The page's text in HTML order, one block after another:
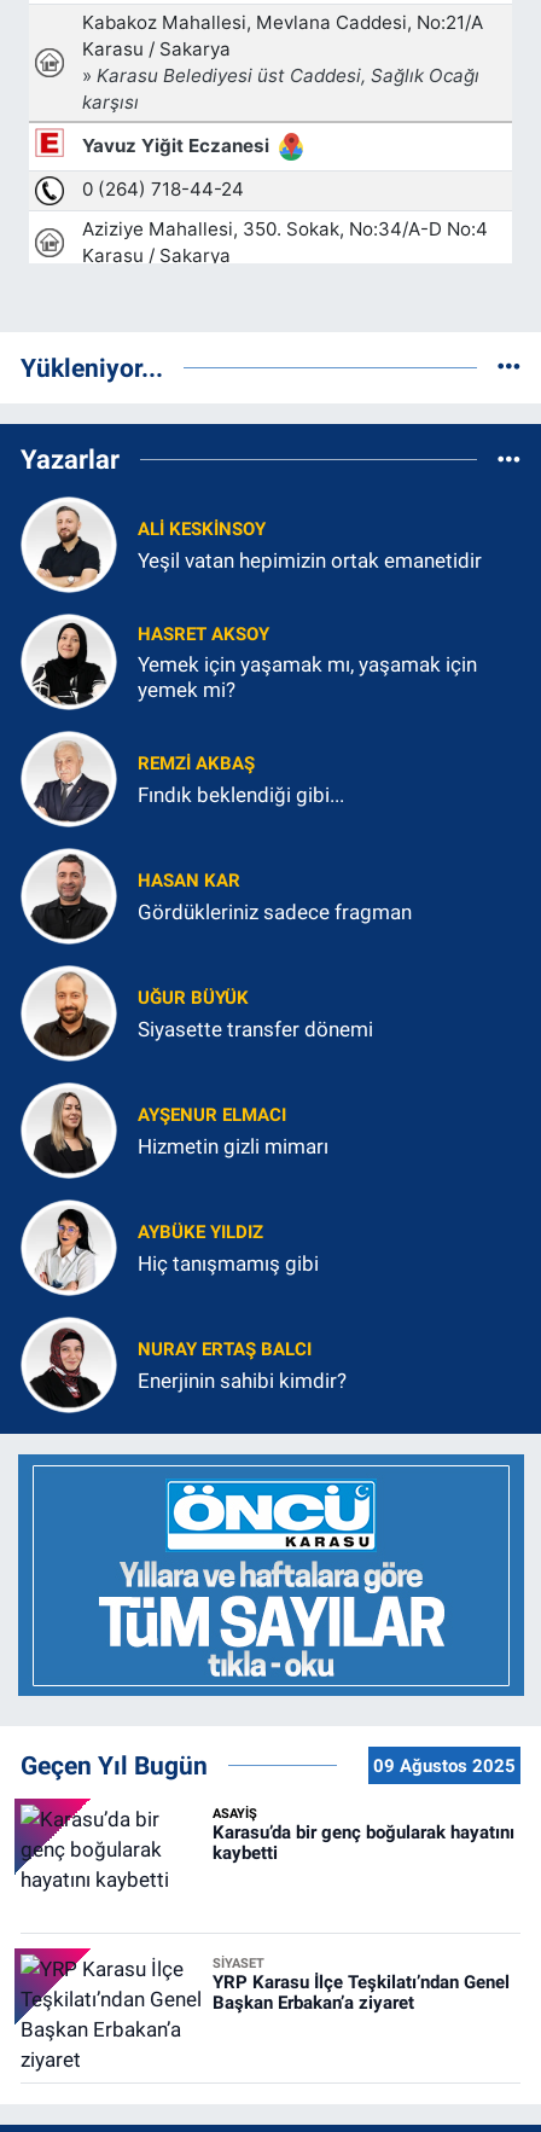
Yükleniyor...
Yazarlar
ALI KESKINSOY
Yeşil vatan hepimizin ortak emanetidir
HASRET AKSOY
Yemek için yaşamak mı, yaşamak için
yemek mi?
REMZI AKBAŞ
Fındık beklendiği gibi...
HASAN KAR
Gördükleriniz sadece fragman
UĞUR BÜYÜK
Siyasette transfer dönemi
AYŞENUR ELMACI
Hizmetin gizli mimarı
AYBÜKE YILDIZ
Hiç tanışmamış gibi
NURAY ERTAŞ BALCI
Enerjinin sahibi kimdir?
Geçen Yıl Bugün 09 Ağustos 2025
ASAYİŞ
Karasu’da bir genç boğularak hayatını
kaybetti
SİYASET
YRP Karasu İlçe Teşkilatı’ndan Genel
Başkan Erbakan’a ziyaret